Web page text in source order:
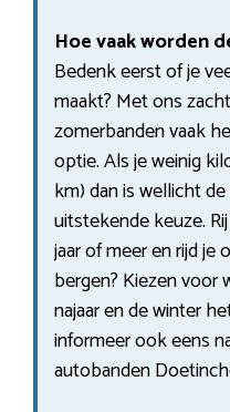
Hoe vaak worden
Bedenk eerst of je
maakt? Met ons
zomerbanden vaak
optie. Als je weinig
km) dan is wellicht
uitstekende keuze.
jaar of meer en rijd je
bergen? Kiezen voor
najaar en de winter
informeer ook eens
autobanden